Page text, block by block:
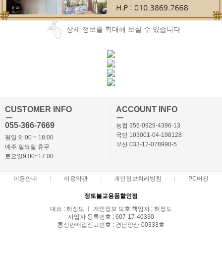
상세 정보를 확대해 보실 수 있습니다
CUSTOMER INFO
ㅡ
055-366-7669
평일 9::00 ~ 18:00
매주 일요일 휴무
토요일9:00~17:00
ACCOUNT INFO
ㅡ
농협 356-0929-4396-13
국민 103001-04-198128
부산 033-12-078990-5
이용안내 이용약관 개인정보처리방침 PC버전
정토불교용품할인점
대표 : 허정도 ㅣ 개인정보 보호 책임자 : 허정도
사업자 등록번호 : 607-17-40330
통신판매업신고번호 : 경남양산-00333호